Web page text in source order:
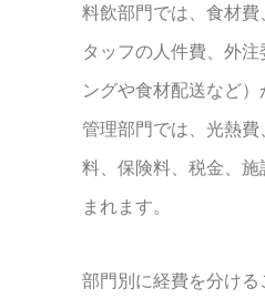
料飲部門では、食材
タッフの人件費、外注
ングや食材配送など
管理部門では、光熱
料、保険料、税金、
まれます。
部門別に経費を分け